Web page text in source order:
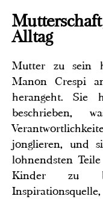
Alltag
Mutter zu sein
Manon Crespi
herangeht. Sie
jonglieren, und
lohnendsten
Kinder zu